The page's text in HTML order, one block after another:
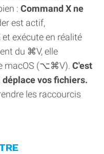
: Command X ne
est actif,
exécute en réalité
du ⌘V, elle
macOS (⌥⌘V). C'est
vos fichiers.
les raccourcis